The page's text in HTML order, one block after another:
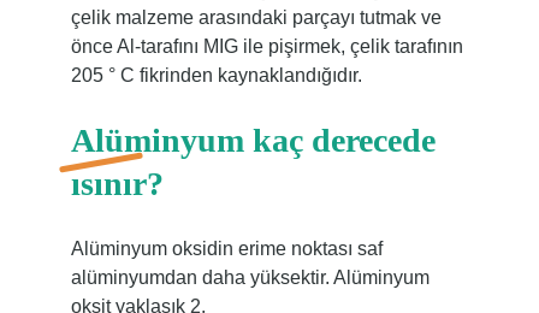
çelik malzeme arasındaki parçayı tutmak ve
önce Al-tarafını MIG ile pişirmek, çelik tarafının
205 ° C fikrinden kaynaklandığıdır.
Alüminyum kaç derecede
ısınır?
Alüminyum oksidin erime noktası saf
alüminyumdan daha yüksektir. Alüminyum
oksit yaklaşık 2.